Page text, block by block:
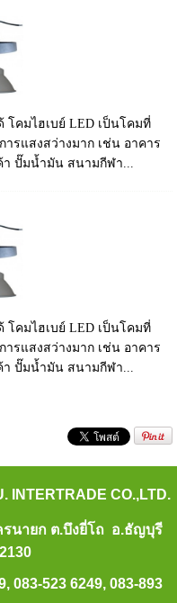
โคมไฮเบย์ LED เป็นโคมที่
ารแสงสว่างมาก เช่น อาคาร
า ปั๊มน้ำมัน สนามกีฬา...
โคมไฮเบย์ LED เป็นโคมที่
ารแสงสว่างมาก เช่น อาคาร
า ปั๊มน้ำมัน สนามกีฬา...
INTERTRADE CO.,LTD.
รนายก ต.บึงยี่โถ อ.ธัญบุรี
083-523 6249, 083-893